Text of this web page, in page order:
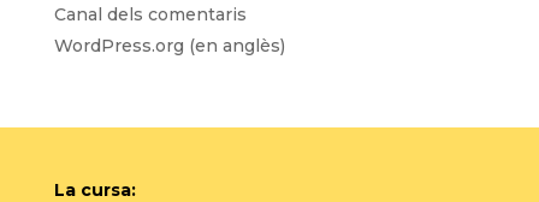
Canal dels comentaris
WordPress.org (en anglès)
La cursa: